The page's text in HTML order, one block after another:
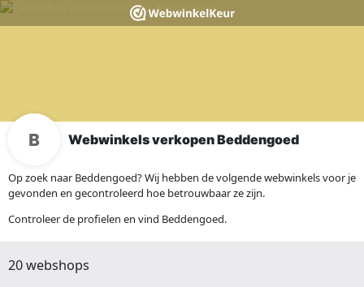
Webwinkels verkopen Beddengoed
Op zoek naar Beddengoed? Wij hebben de volgende webwinkels voor je
gevonden en gecontroleerd hoe betrouwbaar ze zijn.
Controleer de profielen en vind Beddengoed.
20 webshops